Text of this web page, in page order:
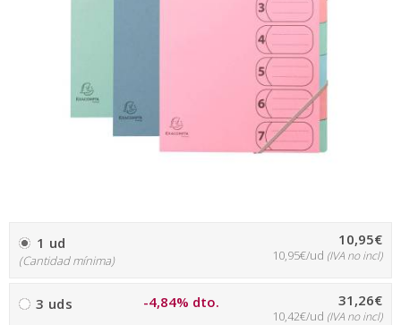
1 ud
(Cantidad mínima)
10,95€
10,95€/ud (IVA no incl)
3 uds -4,84% dto. 31,26€
10,42€/ud (IVA no incl)